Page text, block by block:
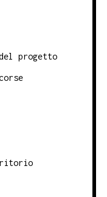
progetto